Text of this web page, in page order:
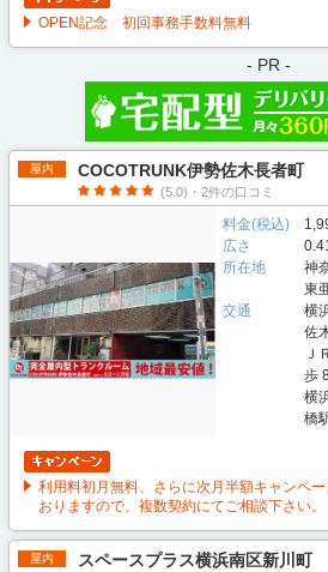
OPEN記念 初回事務手数料無料
- PR -
屋内 COCOTRUNK伊勢佐木長者町
(5.0)・2件の口コミ
料金(税込)
広さ
所在地
神
東
交通
横
佐
Ｊ
歩
横
橋
利用料初月無料、さらに次月半額キャンペ
おりますので、複数契約にてご相談下さい。
屋内 スペースプラス横浜南区新川町